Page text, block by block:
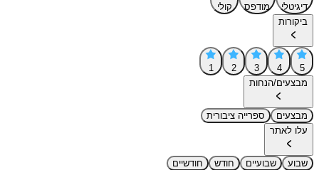
דיגיטלי מודפס
קולי
ביקורות
5
4
3
2
1
מבצעים/הנחות
מבצעים
ספרייה ציבורית
עלו לאתר
שבוע שבועיים חודש
חודשיים